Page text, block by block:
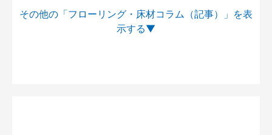
その他の「フローリング・床材コラム（記事）」を